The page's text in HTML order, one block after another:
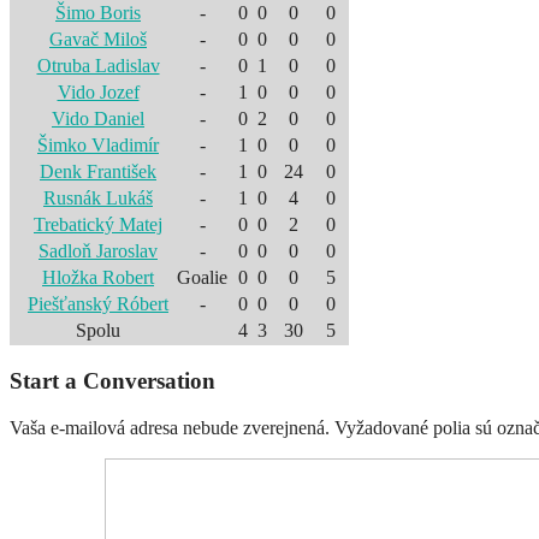
Šimo Boris
- 0 0 0
0
Gavač Miloš
- 0 0 0
0
Otruba Ladislav
- 0 1 0
0
Vido Jozef
- 1 0 0
0
Vido Daniel
- 0 2 0
0
Šimko Vladimír
- 1 0 0
0
Denk František
- 1 0 24
0
Rusnák Lukáš
- 1 0 4
0
Trebatický Matej
- 0 0 2
0
Sadloň Jaroslav
- 0 0 0
0
Hložka Robert
Goalie 0 0 0
5
Piešťanský Róbert
- 0 0 0
0
Spolu
4 3 30 5
Start a Conversation
Vaša e-mailová adresa nebude zverejnená. Vyžadované polia sú